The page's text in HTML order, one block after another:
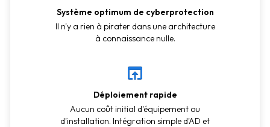
Système optimum de cyberprotection
Il n'y a rien à pirater dans une architecture
à connaissance nulle.
Déploiement rapide
Aucun coût initial d'équipement ou
d'installation. Intégration simple d'AD et